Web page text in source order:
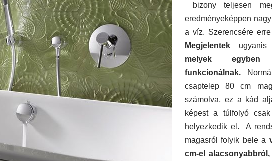
bizony teljesen
eredményeképpen
a víz. Szerencsére
Megjelentek
melyek
funkcionálnak.
csaptelep 80 cm
számolva, ez a kád
képest a túlfolyó
helyezkedik el. A
magasról folyik bele a
cm-el alacsonyabbról,